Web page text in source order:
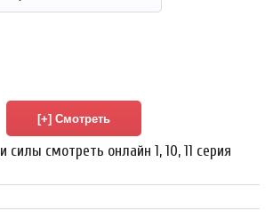
смотреть онлайн 1, 10, 11 серия